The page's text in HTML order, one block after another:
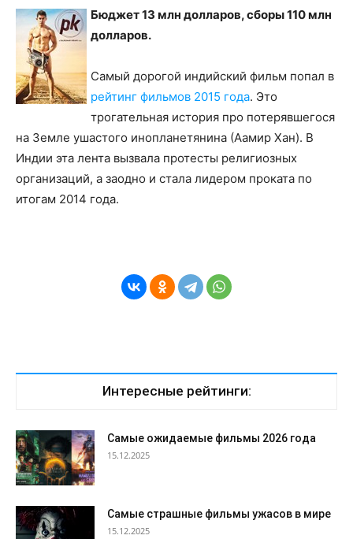
Бюджет 13 млн долларов, сборы 110 млн
долларов.
Самый дорогой индийский фильм попал в
рейтинг фильмов 2015 года. Это
трогательная история про потерявшегося
на Земле ушастого инопланетянина (Аамир Хан). В
Индии эта лента вызвала протесты религиозных
организаций, а заодно и стала лидером проката по
итогам 2014 года.
Интересные рейтинги:
Самые ожидаемые фильмы 2026 года
15.12.2025
Самые страшные фильмы ужасов в мире
15.12.2025